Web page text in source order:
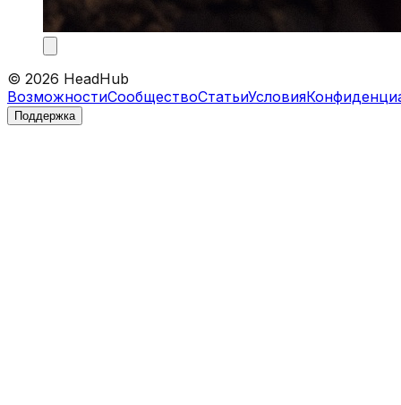
© 2026 HeadHub
ВозможностиСообществоСтатьиУсловия
Поддержка